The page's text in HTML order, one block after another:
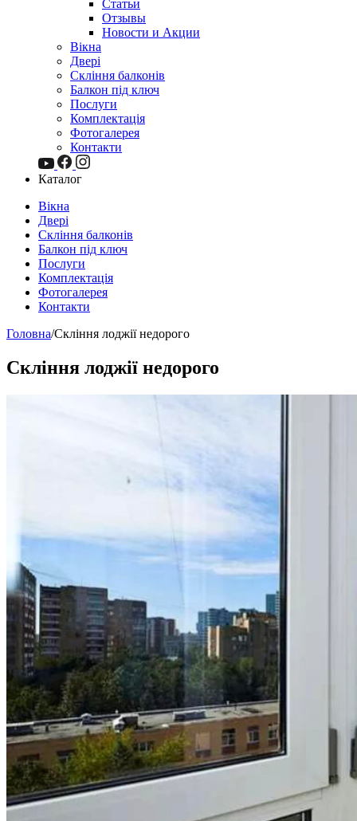
Статьи
Отзывы
Новости и Акции
Вікна
Двері
Скління балконів
Балкон під ключ
Послуги
Комплектація
Фотогалерея
Контакти
Каталог
Вікна
Двері
Скління балконів
Балкон під ключ
Послуги
Комплектація
Фотогалерея
Контакти
Головна/Скління лоджії недорого
Скління лоджії недорого